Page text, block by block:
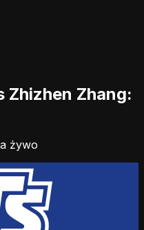
Zhizhen Zhang:
żywo